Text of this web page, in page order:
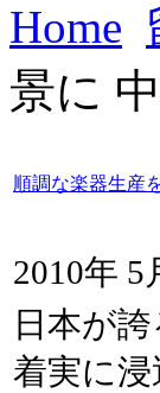
Home
景に
順調な楽器生産
2010年 5
日本が
着実に